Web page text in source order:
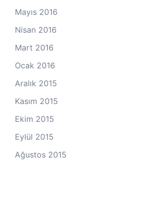
Mayıs 2016
Nisan 2016
Mart 2016
Ocak 2016
Aralık 2015
Kasım 2015
Ekim 2015
Eylül 2015
Ağustos 2015